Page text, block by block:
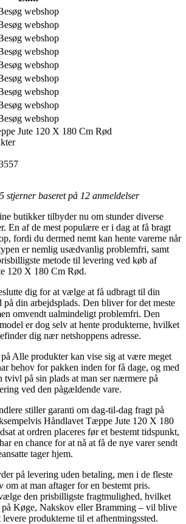
webshop
webshop
webshop
webshop
webshop
webshop
webshop
webshop
webshop
Jute 120 X 180 Cm Rød
stjerner baseret på 12 anmeldelser
butikker tilbyder nu om stunder diverse
En af de mest populære er i dag at få bragt
fordi du dermed nemt kan hente varerne når
er nemlig usædvanlig problemfri, samt
metode til levering ved køb af
120 X 180 Cm Rød.
dig for at vælge at få udbragt til din
din arbejdsplads. Den bliver for det meste
omvendt ualmindeligt problemfri. Den
er dog selv at hente produkterne, hvilket
dig nær netshoppens adresse.
Alle produkter kan vise sig at være meget
behov for pakken inden for få dage, og med
tvivl på sin plads at man ser nærmere på
ved den pågældende vare.
stiller garanti om dag-til-dag fragt på
Håndlavet Tæppe Jute 120 X 180
at ordren placeres før et bestemt tidspunkt,
en chance for at nå at få de nye varer sendt
tager hjem.
på levering uden betaling, men i de fleste
at man aftager for en bestemt pris.
den prisbilligste fragtmulighed, hvilket
Køge, Nakskov eller Bramming – vil blive
produkterne til et afhentningssted.